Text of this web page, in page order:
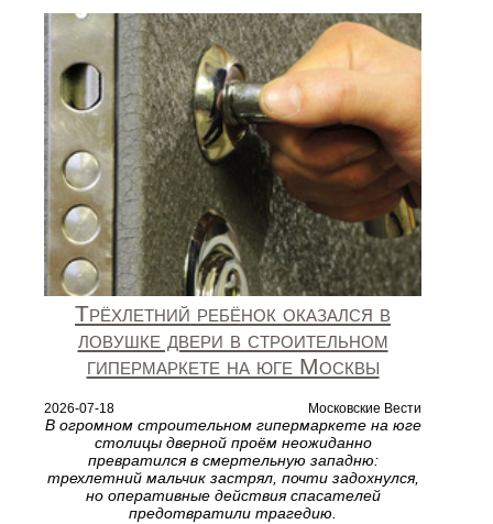
Трёхлетний ребёнок оказался в
ловушке двери в строительном
гипермаркете на юге Москвы
2026-07-18 Московские Вести
В огромном строительном гипермаркете на юге
столицы дверной проём неожиданно
превратился в смертельную западню:
трехлетний мальчик застрял, почти задохнулся,
но оперативные действия спасателей
предотвратили трагедию.